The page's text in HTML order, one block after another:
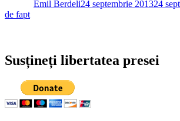
Emil Berdeli24 septembrie 201324
de fapt
Susțineți libertatea presei